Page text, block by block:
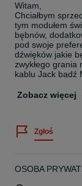
Witam,
Chciałbym
tym modułem
bębnów,
pod swoje
dźwięków jakie
zwykłego grania
kablu Jack bądź
sample.
około 500zl).
działa bez zarzutu.
sprzedaży.
Zobacz więcej
Zgłoś
OSOBA